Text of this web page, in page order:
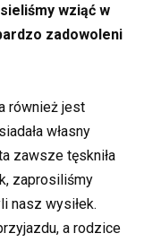
wziąć w
zadowoleni
również jest
własny
zawsze tęskniła
zaprosiliśmy
nasz wysiłek.
a rodzice